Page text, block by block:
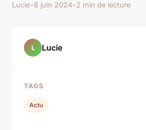
Lucie•8 juin 2024•2 min de lecture
L Lucie
TAGS
Actu